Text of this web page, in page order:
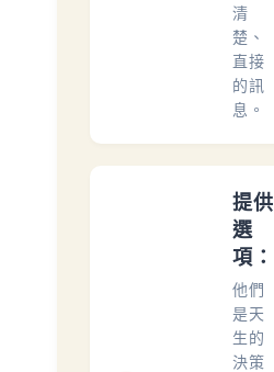
清
楚、
直接
的訊
息。
提供
選
項：
他們
是天
生的
決策